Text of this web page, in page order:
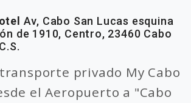
Av, Cabo San Lucas esquina
de 1910, Centro, 23460 Cabo
privado My Cabo
el Aeropuerto a "Cabo